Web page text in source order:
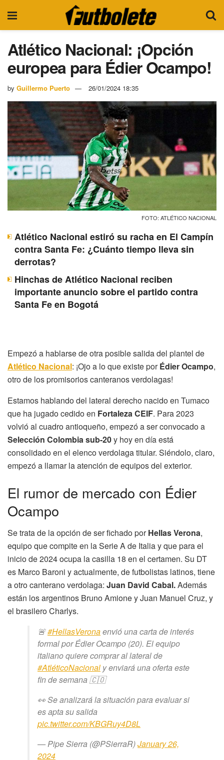
Atlético Nacional: ¡Opción
europea para Édier Ocampo!
by Guillermo Puerto 26/01/2024 18:35
FOTO: ATLÉTICO NACIONAL
Atlético Nacional estiró su racha en El Campín
contra Santa Fe: ¿Cuánto tiempo lleva sin
derrotas?
Hinchas de Atlético Nacional reciben
importante anuncio sobre el partido contra
Santa Fe en Bogotá
Empezó a hablarse de otra posible salida del plantel de
Atlético Nacional: ¡Ojo a lo que existe porÉdier Ocampo,
otro de los promisorios canteranos verdolagas!
Estamos hablando del lateral derecho nacido en Tumaco
que ha jugado cedido en Fortaleza CEIF. Para 2023
volvió al cuadro antioqueño, empezó a ser convocado a
Selección Colombia sub-20y hoy en día está
consolidado en el elenco verdolaga titular. Siéndolo, claro,
empezó a llamar la atención de equipos del exterior.
El rumor de mercado con Édier
Ocampo
Se trata de la opción de ser fichado porHellas Verona,
equipo que compite en la Serie A de Italia y que para el
inicio de 2024 ocupa la casilla 18 en el certamen. Su DT
es Marco Baroni y actualmente, de futbolistas latinos, tiene
a otro canterano verdolaga: Juan David Cabal.Además
están los argentinos Bruno Amione y Juan Manuel Cruz, y
el brasilero Charlys.
🚨#HellasVeronaenvió una carta de interés
formal por Édier Ocampo (20). El equipo
italiano quiere comprar al lateral de
#AtléticoNacional y enviará una oferta este
fin de semana 🇨🇴
👀 Se analizará la situación para evaluar si
es apta su salida
pic.twitter.com/KBGRuy4D8L
— Pipe Sierra (@PSierraR)January 26,
2024